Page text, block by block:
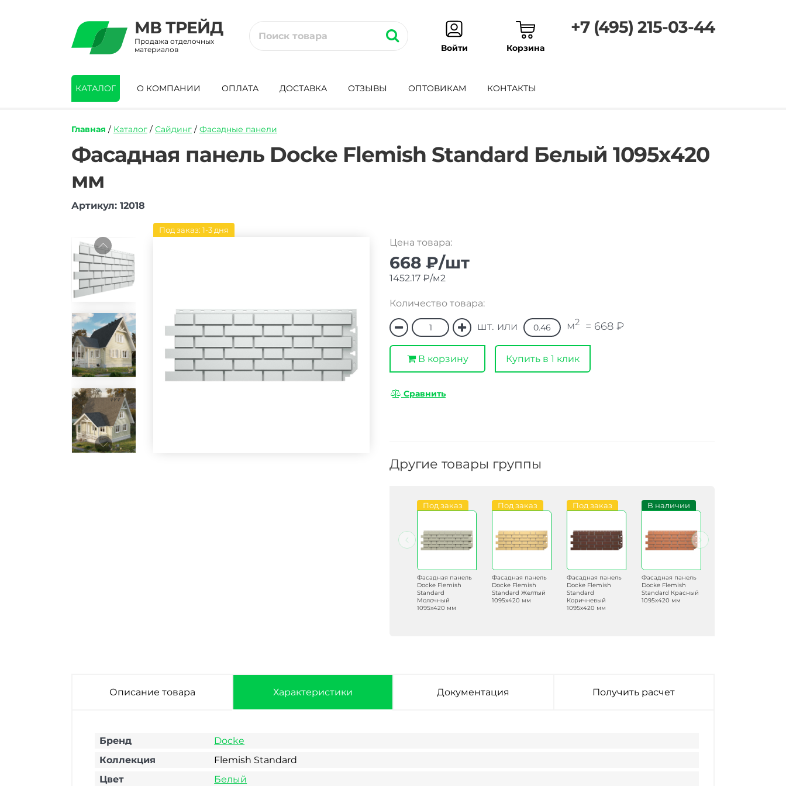
МВ ТРЕЙД
Продажа отделочных
материалов
Войти Корзина
+7 (495) 215-03-44
КАТАЛОГ О КОМПАНИИ ОПЛАТА ДОСТАВКА ОТЗЫВЫ ОПТОВИКАМ КОНТАКТЫ
Главная / Каталог / Сайдинг / Фасадные панели
https://mvtrade.ru/images/id/normal/fasadnaya-
panel-
flemish-
belyy-
1183h443-
mm.jpg
Фасадная панель Docke Flemish Standard Белый 1095х420
мм
Артикул: 12018
Под заказ: 1-3 дня
Цена товара:
668 ₽/шт
1452.17 ₽/м2
Количество товара:
шт. или м2 = 668 ₽
В корзину Купить в 1 клик
Сравнить
Другие товары группы
Под заказ
Фасадная панель
Docke Flemish
Standard
Молочный
1095х420 мм
Под заказ
Фасадная панель
Docke Flemish
Standard Желтый
1095х420 мм
Под заказ
Фасадная панель
Docke Flemish
Standard
Коричневый
1095х420 мм
В наличии
Фасадная панель
Docke Flemish
Standard Красный
1095х420 мм
Описание товара Характеристики Документация Получить расчет
Бренд
Docke
Коллекция
Flemish Standard
Цвет
Белый